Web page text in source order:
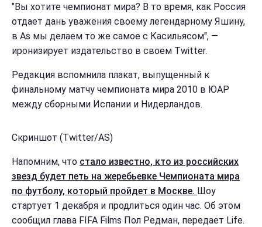
"Вы хотите чемпионат мира? В то время, как Россия
отдает дань уважения своему легендарному Яшину,
в As мы делаем то же самое с Касильясом", —
иронизирует издательство в своем Twitter.
Редакция вспомнила плакат, выпущенный к
финальному матчу чемпионата мира 2010 в ЮАР
между сборными Испании и Нидерландов.
Скриншот (Twitter/AS)
Напомним, что стало известно, кто из российских
звезд будет петь на жеребьевке Чемпионата мира
по футболу, который пройдет в Москве. Шоу
стартует 1 декабря и продлиться один час. Об этом
сообщил глава FIFA Films Пол Редман, передает Life.